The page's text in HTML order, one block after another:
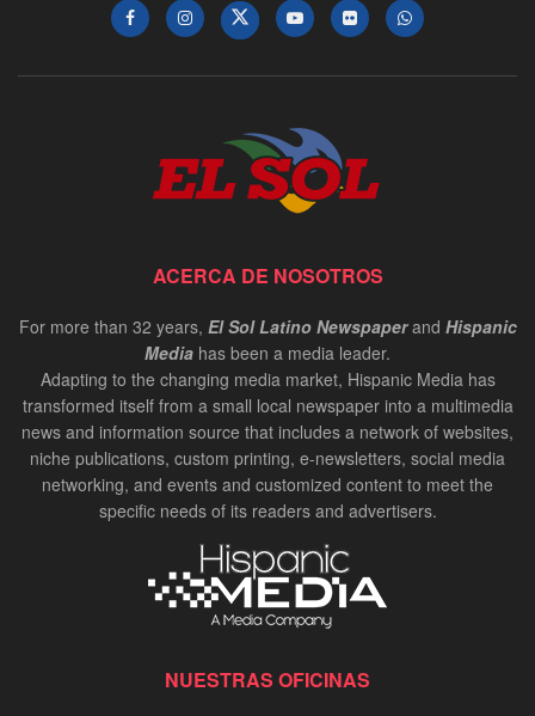
ACERCA DE NOSOTROS
For more than 32 years, El Sol Latino Newspaperand Hispanic
Media has been a media leader.
Adapting to the changing media market, Hispanic Media has
transformed itself from a small local newspaper into a multimedia
news and information source that includes a network of websites,
niche publications, custom printing, e-newsletters, social media
networking, and events and customized content to meet the
specific needs of its readers and advertisers.
NUESTRAS OFICINAS